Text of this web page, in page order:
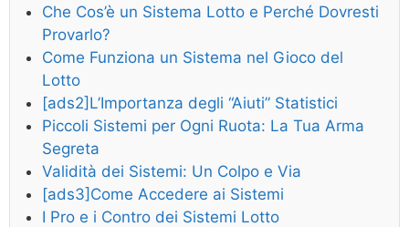
Che Cos’è un Sistema Lotto e Perché Dovresti
Provarlo?
Come Funziona un Sistema nel Gioco del
Lotto
[ads2]L’Importanza degli “Aiuti” Statistici
Piccoli Sistemi per Ogni Ruota: La Tua Arma
Segreta
Validità dei Sistemi: Un Colpo e Via
[ads3]Come Accedere ai Sistemi
I Pro e i Contro dei Sistemi Lotto